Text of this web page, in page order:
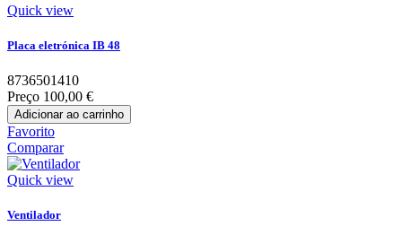
Quick view
Placa eletrónica IB 48
8736501410
Preço 100,00 €
Adicionar ao carrinho
Favorito
Comparar
Quick view
Ventilador